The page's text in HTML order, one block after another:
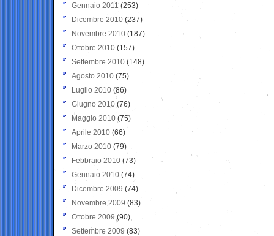
Gennaio 2011 (253)
Dicembre 2010 (237)
Novembre 2010 (187)
Ottobre 2010 (157)
Settembre 2010 (148)
Agosto 2010 (75)
Luglio 2010 (86)
Giugno 2010 (76)
Maggio 2010 (75)
Aprile 2010 (66)
Marzo 2010 (79)
Febbraio 2010 (73)
Gennaio 2010 (74)
Dicembre 2009 (74)
Novembre 2009 (83)
Ottobre 2009 (90)
Settembre 2009 (83)